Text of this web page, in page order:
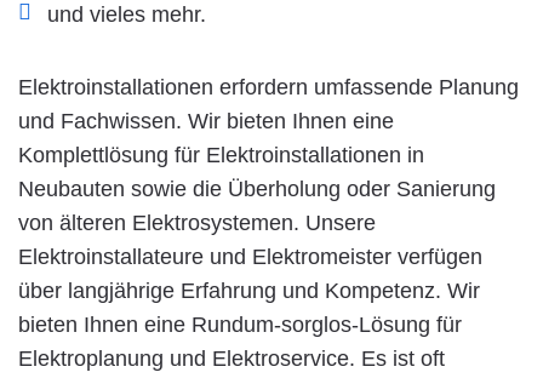
und vieles mehr.
Elektroinstallationen erfordern umfassende Planung
und Fachwissen. Wir bieten Ihnen eine
Komplettlösung für Elektroinstallationen in
Neubauten sowie die Überholung oder Sanierung
von älteren Elektrosystemen. Unsere
Elektroinstallateure und Elektromeister verfügen
über langjährige Erfahrung und Kompetenz. Wir
bieten Ihnen eine Rundum-sorglos-Lösung für
Elektroplanung und Elektroservice. Es ist oft